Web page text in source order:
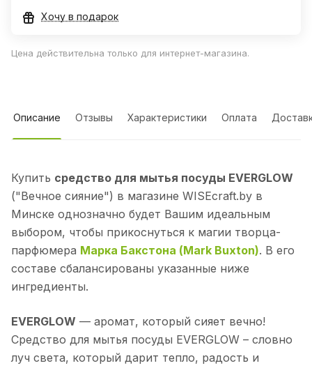
Хочу в подарок
Цена действительна только для интернет-магазина.
Описание Отзывы Характеристики Оплата
Купить средство для мытья посуды EVERGLOW
("Вечное сияние") в магазине WISEcraft.by в
Минске однозначно будет Вашим идеальным
выбором, чтобы прикоснуться к магии творца-
парфюмера Марка Бакстона (Mark Buxton). В его
составе сбалансированы указанные ниже
ингредиенты.
EVERGLOW — аромат, который сияет вечно!
Средство для мытья посуды EVERGLOW – словно
луч света, который дарит тепло, радость и